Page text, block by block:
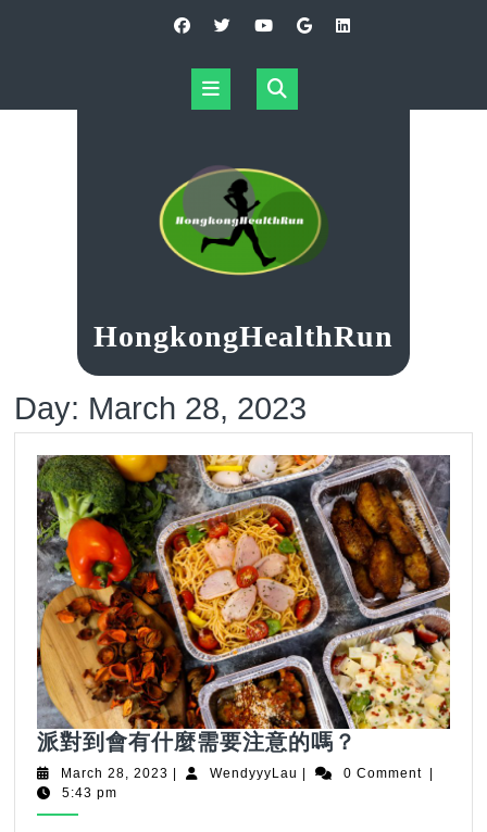
Open
HongkongHealthRun
Day: March 28, 2023
派對到會有什麼需要注意的嗎？
對
March 28, 2023 MarchWendyyyLau WendyyyLau0 Comment
5:43 pm